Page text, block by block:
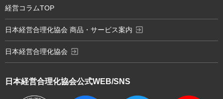
日本経営合理化協会公式WEB/SNS
経営コラムTOP
日本経営合理化協会 商品・サービス案内 exit_to_app
日本経営合理化協会 exit_to_app